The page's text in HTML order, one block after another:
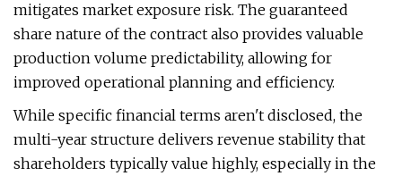
mitigates market exposure risk. The guaranteed
share nature of the contract also provides valuable
production volume predictability, allowing for
improved operational planning and efficiency.
While specific financial terms aren't disclosed, the
multi-year structure delivers revenue stability that
shareholders typically value highly, especially in the